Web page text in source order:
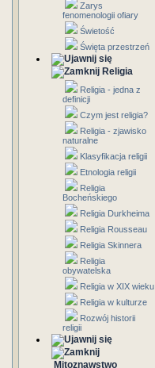
Zarys
fenomenologii ofiary
Świetość
Święta przestrzeń
Religia
Religia - jedna z
definicji
Czym jest religia?
Religia - zjawisko
naturalne
Klasyfikacja religii
Etnologia religii
Religia
Bocheńskiego
Religia Durkheima
Religia Rousseau
Religia Skinnera
Religia
obywatelska
Religia w XIX wieku
Religia w kulturze
Rozwój historii
religii
Mitoznawstwo